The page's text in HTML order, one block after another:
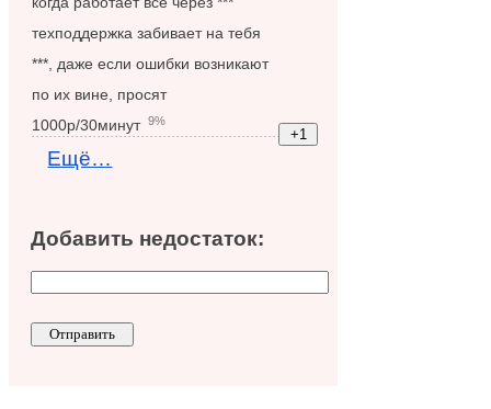
техподдержка забивает на тебя
***, даже если ошибки возникают
по их вине, просят
1000р/30минут 9%
Ещё…
Добавить недостаток: